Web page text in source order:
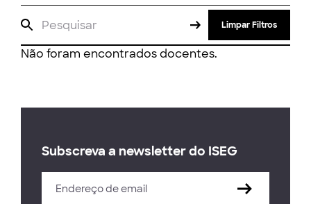
Limpar Filtros
Não foram encontrados docentes.
Subscreva a newsletter do ISEG